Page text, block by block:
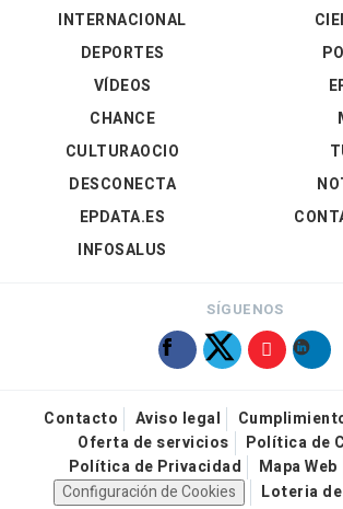
INTERNACIONAL
DEPORTES
VÍDEOS
CHANCE
CULTURAOCIO
DESCONECTA
EPDATA.ES
INFOSALUS
SÍGUENOS
Contacto Aviso legal
Oferta de servicios
Política de
Política de Privacidad
Mapa Web
Configuración de Cookies
Loteria